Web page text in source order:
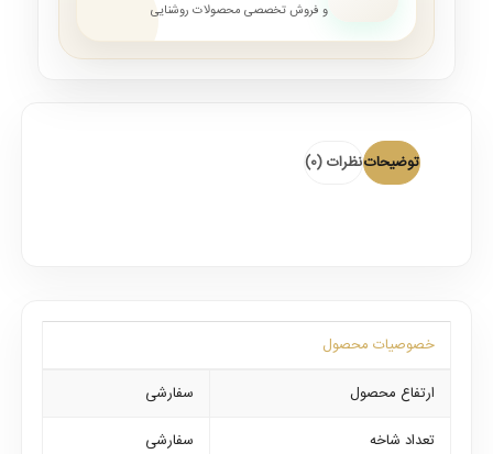
و فروش تخصصی محصولات روشنایی
توضیحاتنظرات (0)
خصوصیات محصول
ارتفاع محصول
سفارشی
تعداد شاخه
سفارشی